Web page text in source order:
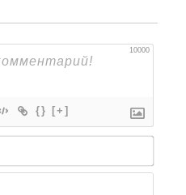
10000
{} [+]
Имя*